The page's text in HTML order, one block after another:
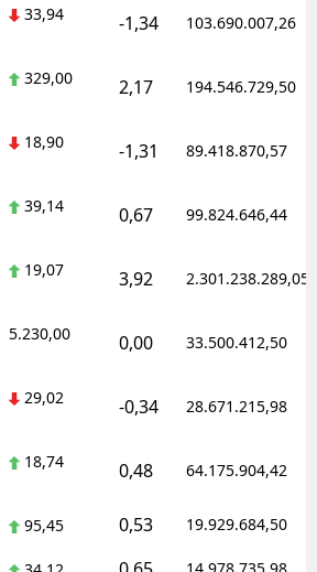
33,94 -1,34 103.690.007,26
329,00 2,17 194.546.729,50
18,90 -1,31 89.418.870,57
39,14 0,67 99.824.646,44
19,07 3,92 2.301.238.289,05
5.230,00 0,00 33.500.412,50
29,02 -0,34 28.671.215,98
18,74 0,48 64.175.904,42
95,45 0,53 19.929.684,50